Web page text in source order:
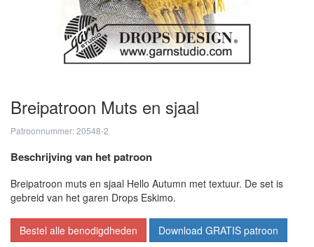
Breipatroon Muts en sjaal
Patroonnummer: 20548-2
Beschrijving van het patroon
Breipatroon muts en sjaal Hello Autumn met textuur. De set is
gebreid van het garen Drops Eskimo.
Bestel alle benodigdheden Download GRATIS patroon